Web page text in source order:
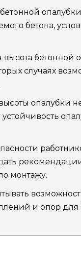
бетона,
бетонной
случаях
опалубки
устойчивость
монтажу.
и опор для